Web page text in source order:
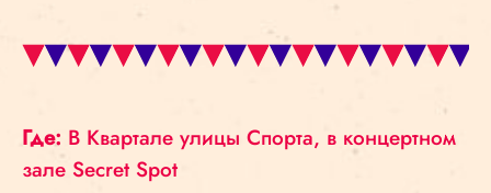
Где: В Квартале улицы Спорта, в концертном
зале Secret Spot